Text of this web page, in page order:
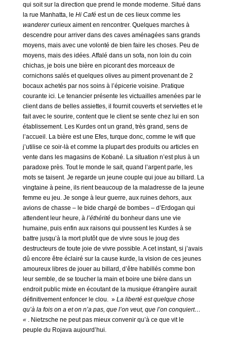
qui soit sur la direction que prend le monde moderne. Situé dans
la rue Manhatta, le Hi Caféest un de ces lieux comme les
wanderercurieux aiment en rencontrer. Quelques marches à
descendre pour arriver dans des caves aménagées sans grands
moyens, mais avec une volonté de bien faire les choses. Peu de
moyens, mais des idées. Affalé dans un sofa, non loin du coin
chichas, je bois une bière en picorant des morceaux de
cornichons salés et quelques olives au piment provenant de 2
bocaux achetés par nos soins à l’épicerie voisine. Pratique
courante ici. Le tenancier présente les victuailles amenées par le
client dans de belles assiettes, il fournit couverts et serviettes et le
fait avec le sourire, content que le client se sente chez lui en son
établissement. Les Kurdes ont un grand, très grand, sens de
l’accueil. La bière est une Efes, turque donc, comme le wifi que
j’utilise ce soir-là et comme la plupart des produits ou articles en
vente dans les magasins de Kobané. La situation n’est plus à un
paradoxe près. Tout le monde le sait, quand l’argent parle, les
mots se taisent. Je regarde un jeune couple qui joue au billard. La
vingtaine à peine, ils rient beaucoup de la maladresse de la jeune
femme eu jeu. Je songe à leur guerre, aux ruines dehors, aux
avions de chasse – le bide chargé de bombes – d’Erdogan qui
attendent leur heure, à l’éthéritédu bonheur dans une vie
humaine, puis enfin aux raisons qui poussent les Kurdes à se
battre jusqu’à la mort plutôt que de vivre sous le joug des
destructeurs de toute joie de vivre possible. A cet instant, si j’avais
dû encore être éclairé sur la cause kurde, la vision de ces jeunes
amoureux libres de jouer au billard, d’être habillés comme bon
leur semble, de se toucher la main et boire une bière dans un
endroit public mixte en écoutant de la musique étrangère aurait
définitivement enfoncer le clou. » La liberté est quelque chose
qu’à la fois on a et on n’a pas, que l’on veut, que l’on conquiert…
« . Nietzsche ne peut pas mieux convenir qu’à ce que vit le
peuple du Rojava aujourd’hui.